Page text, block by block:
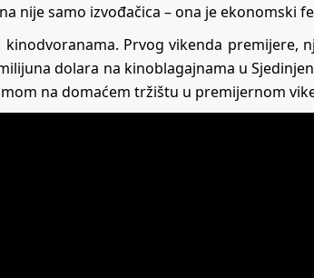
nije samo izvođačica – ona je ekonomski
Prvog vikenda premijere,
dolara na kinoblagajnama u
na domaćem tržištu u premijernom